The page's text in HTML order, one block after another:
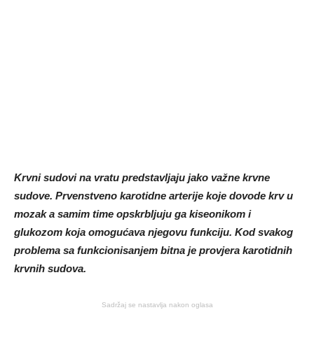
Krvni sudovi na vratu predstavljaju jako važne krvne
sudove. Prvenstveno karotidne arterije koje dovode krv u
mozak a samim time opskrbljuju ga kiseonikom i
glukozom koja omogućava njegovu funkciju. Kod svakog
problema sa funkcionisanjem bitna je provjera karotidnih
krvnih sudova.
Sadržaj se nastavlja nakon oglasa